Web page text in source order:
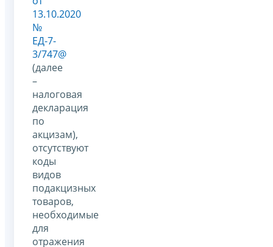
13.10.2020
№
ЕД-7-
3/747@
(далее
–
налоговая
декларация
по
акцизам),
отсутствуют
коды
видов
подакцизных
товаров,
необходимые
для
отражения